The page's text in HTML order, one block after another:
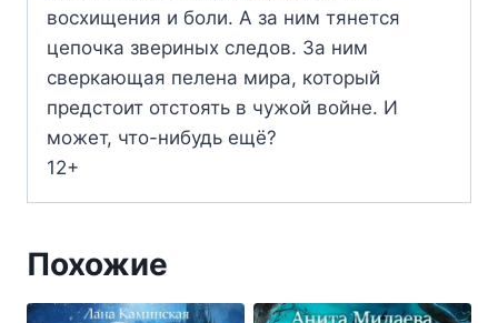
восхищения и боли. А за ним тянется
цепочка звериных следов. За ним
сверкающая пелена мира, который
предстоит отстоять в чужой войне. И
может, что-нибудь ещё?
12+
Похожие